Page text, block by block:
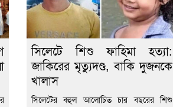
সিলেটে শিশু ফাহিমা হত্যা:
জাকিরের মৃত্যুদণ্ড, বাকি দুজনকে
খালাস
সিলেটের বহুল আলোচিত চার বছরের শিশু